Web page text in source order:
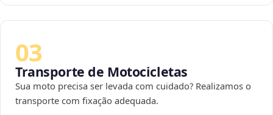
03
Transporte de Motocicletas
Sua moto precisa ser levada com cuidado? Realizamos o
transporte com fixação adequada.